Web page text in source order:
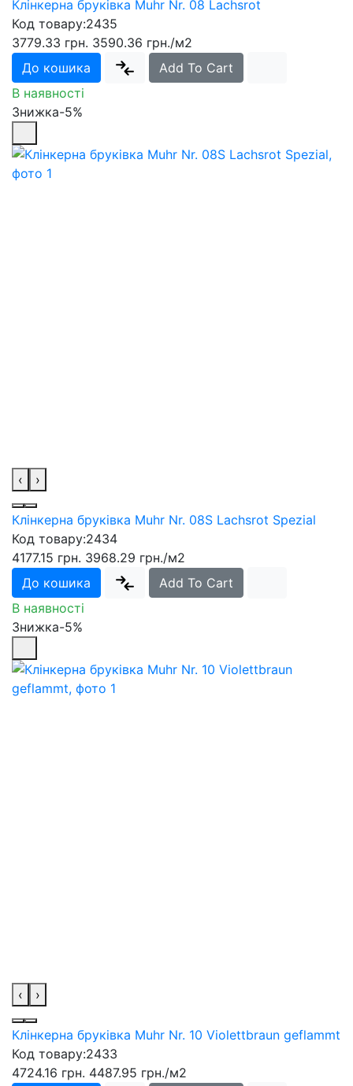
Клінкерна бруківка Muhr Nr. 08 Lachsrot
Код товару:2435
3779.33 грн. 3590.36 грн./м2
До кошика
Add To Cart
В наявності
Знижка-5%
‹ ›
Клінкерна бруківка Muhr Nr. 08S Lachsrot Spezial
Код товару:2434
4177.15 грн. 3968.29 грн./м2
До кошика
Add To Cart
В наявності
Знижка-5%
‹ ›
Клінкерна бруківка Muhr Nr. 10 Violettbraun geflammt
Код товару:2433
4724.16 грн. 4487.95 грн./м2